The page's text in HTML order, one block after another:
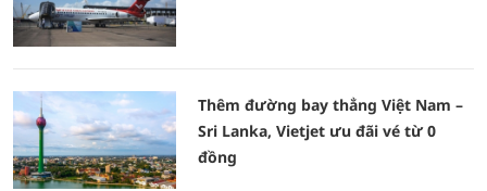
Thêm đường bay thẳng Việt Nam –
Sri Lanka, Vietjet ưu đãi vé từ 0
đồng